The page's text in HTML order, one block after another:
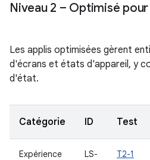
Niveau 2 – Optimisé
Les applis optimisées gèrent
d'écrans et états d'appareil, y
d'état.
Catégorie ID Test
Expérience
LS-
T2-1